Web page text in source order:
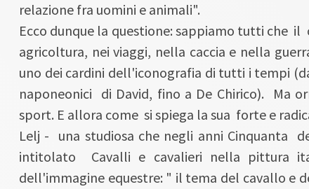
relazione fra uomini e animali".
Ecco dunque la questione: sappiamo tutti che
agricoltura, nei viaggi, nella caccia e nella
uno dei cardini dell'iconografia di tutti i tempi
naponeonici di David, fino a De Chirico). Ma
sport. E allora come si spiega la sua forte e
Lelj - una studiosa che negli anni Cinquanta
intitolato Cavalli e cavalieri nella pittura
dell'immagine equestre: " il tema del cavallo e